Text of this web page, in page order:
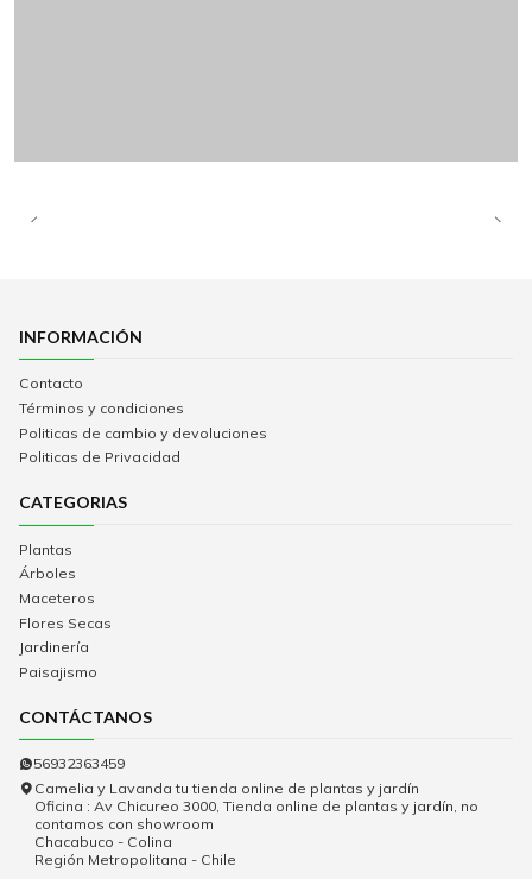
INFORMACIÓN
Contacto
Términos y condiciones
Politicas de cambio y devoluciones
Politicas de Privacidad
CATEGORIAS
Plantas
Árboles
Maceteros
Flores Secas
Jardinería
Paisajismo
CONTÁCTANOS
56932363459
Camelia y Lavanda tu tienda online de plantas y jardín
Oficina : Av Chicureo 3000, Tienda online de plantas y jardín, no
contamos con showroom
Chacabuco - Colina
Región Metropolitana - Chile